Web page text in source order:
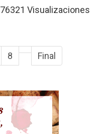
76321 Visualizaciones
8 Final